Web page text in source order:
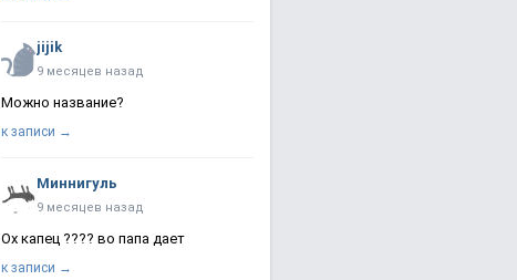
jijik
9 месяцев назад
Можно название?
к записи →
Миннигуль
9 месяцев назад
Ох капец ???? во папа дает
к записи →